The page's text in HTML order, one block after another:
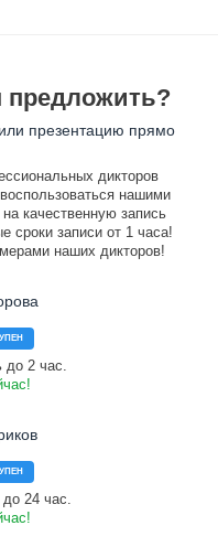
презентацию прямо
дикторов
нашими
качественную запись
сроки записи от 1 часа!
наших дикторов!
до 2 час.
24 час.